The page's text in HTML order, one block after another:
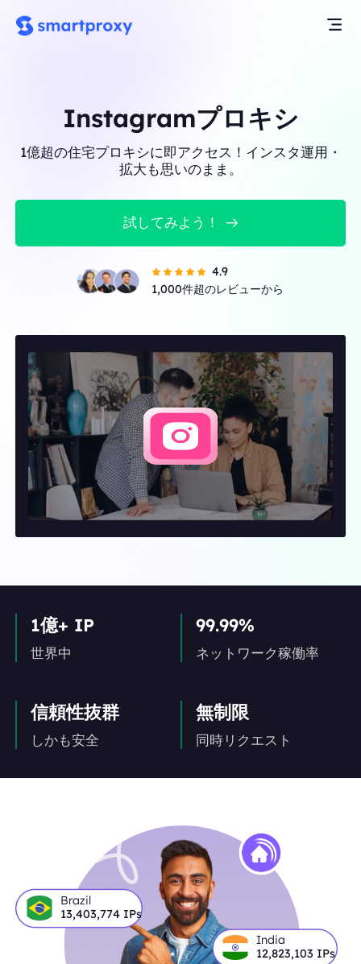
Instagramプロキシ
1億超の住宅プロキシに即アクセス！インスタ運用・
拡大も思いのまま。
試してみよう！
4.9
1,000件超のレビューから
1億+ IP
世界中
99.99%
ネットワーク稼働率
信頼性抜群
しかも安全
無制限
同時リクエスト
Brazil
13,403,774IPs
India
12,823,103 IPs